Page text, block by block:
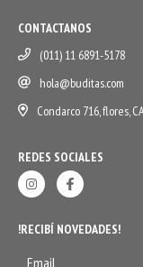
CONTACTANOS
(011) 11 6891-5178
hola@buditas.com
Condarco 716, flores,
REDES SOCIALES
!RECIBÍ NOVEDADES!